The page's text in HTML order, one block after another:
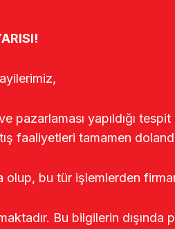
yapıldığı
tamamen
bu tür işlemlerden
Bu bilgilerin dışında